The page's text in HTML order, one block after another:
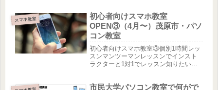
スマホ教室
初心者向けスマホ教室
OPEN③（4月〜）茂原市・パソ
コン教室
初心者向けスマホ教室③個別1時間レッ
スンマンツーマンレッスンでインスト
ラクターと1対1でレッスン知りたいと
にご連絡いただき、お約束の時間をご
市民大学パソコン教室で何がで